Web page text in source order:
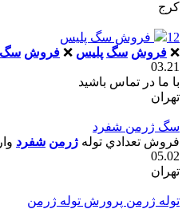
کرج
12
فروش سگ پليس
❌ فروش سگ پليس ❌ فروش سگ
03.21
با ما در تماس باشید
تهران
سگ ژرمن شفرد
فروش تعدادي توله ژرمن شفرد
05.02
تهران
توله ژرمن پرورش توله ژرمن